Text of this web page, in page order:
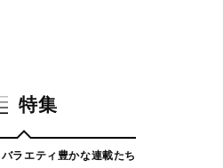
特集
ラエティ豊かな連載たち